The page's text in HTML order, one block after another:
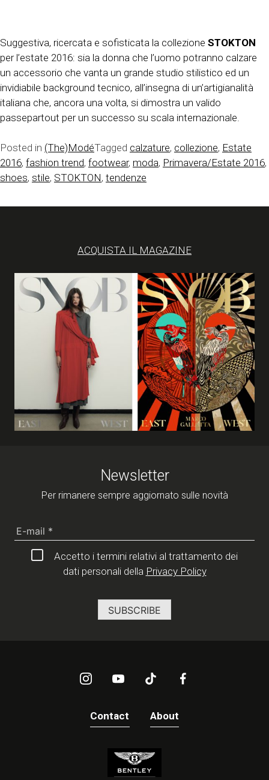
Suggestiva, ricercata e sofisticata la collezione STOKTON
per l’estate 2016: sia la donna che l’uomo potranno calzare
un accessorio che vanta un grande studio stilistico ed un
invidiabile background tecnico, all’insegna di un’artigianalità
italiana che, ancora una volta, si dimostra un valido
passepartout per un successo su scala internazionale.
Posted in (The)ModéTagged calzature, collezione, Estate
2016, fashion trend, footwear, moda, Primavera/Estate 2016,
shoes, stile, STOKTON, tendenze
ACQUISTA IL MAGAZINE
Newsletter
Per rimanere sempre aggiornato sulle novità
Accetto i termini relativi al trattamento dei
dati personali della Privacy Policy
Contact About